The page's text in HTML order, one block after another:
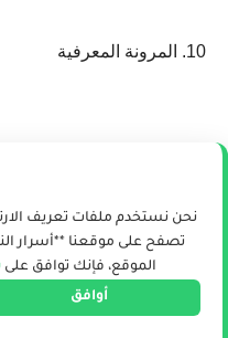
10. المرونة المعرفية
تصف المرونة المعرفية
في وقت واحد. في عالم
العديد من الوظائف وتعدد
المنتدى الاقتصادي العالمي (
تصفح على موقعنا **أسرار
الموقع، فإنك توافق على
أوافق